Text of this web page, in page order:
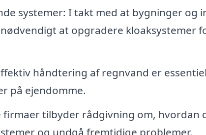
systemer: I takt med at bygninger og
at opgradere kloaksystemer
håndtering af regnvand er
på ejendomme.
tilbyder rådgivning om, hvordan